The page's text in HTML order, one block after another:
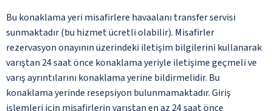
Bu konaklama yeri misafirlere havaalanı transfer servisi
sunmaktadır (bu hizmet ücretli olabilir). Misafirler
rezervasyon onayının üzerindeki iletişim bilgilerini kullanarak
varıştan 24 saat önce konaklama yeriyle iletişime geçmeli ve
varış ayrıntılarını konaklama yerine bildirmelidir. Bu
konaklama yerinde resepsiyon bulunmamaktadır. Giriş
işlemleri için misafirlerin varıştan en az 24 saat önce